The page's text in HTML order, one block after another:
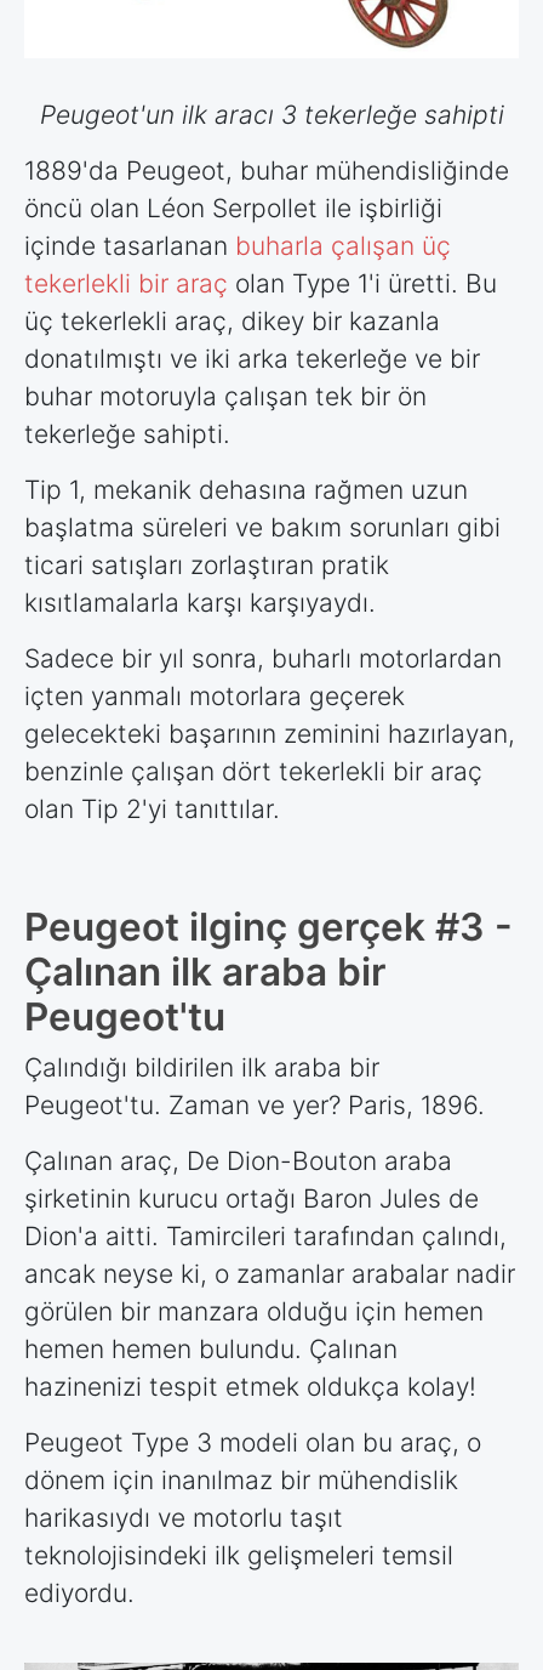
Peugeot'un ilk aracı 3 tekerleğe sahipti
1889'da Peugeot, buhar mühendisliğinde
öncü olan Léon Serpollet ile işbirliği
içinde tasarlanan buharla çalışan üç
tekerlekli bir araç olan Type 1'i üretti. Bu
üç tekerlekli araç, dikey bir kazanla
donatılmıştı ve iki arka tekerleğe ve bir
buhar motoruyla çalışan tek bir ön
tekerleğe sahipti.
Tip 1, mekanik dehasına rağmen uzun
başlatma süreleri ve bakım sorunları gibi
ticari satışları zorlaştıran pratik
kısıtlamalarla karşı karşıyaydı.
Sadece bir yıl sonra, buharlı motorlardan
içten yanmalı motorlara geçerek
gelecekteki başarının zeminini hazırlayan,
benzinle çalışan dört tekerlekli bir araç
olan Tip 2'yi tanıttılar.
Peugeot ilginç gerçek #3 -
Çalınan ilk araba bir
Peugeot'tu
Çalındığı bildirilen ilk araba bir
Peugeot'tu. Zaman ve yer? Paris, 1896.
Çalınan araç, De Dion-Bouton araba
şirketinin kurucu ortağı Baron Jules de
Dion'a aitti. Tamircileri tarafından çalındı,
ancak neyse ki, o zamanlar arabalar nadir
görülen bir manzara olduğu için hemen
hemen hemen bulundu. Çalınan
hazinenizi tespit etmek oldukça kolay!
Peugeot Type 3 modeli olan bu araç, o
dönem için inanılmaz bir mühendislik
harikasıydı ve motorlu taşıt
teknolojisindeki ilk gelişmeleri temsil
ediyordu.